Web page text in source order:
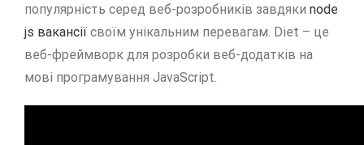
популярність серед веб-розробників завдяки node
js вакансії своїм унікальним перевагам. Diet – це
веб-фреймворк для розробки веб-додатків на
мові програмування JavaScript.